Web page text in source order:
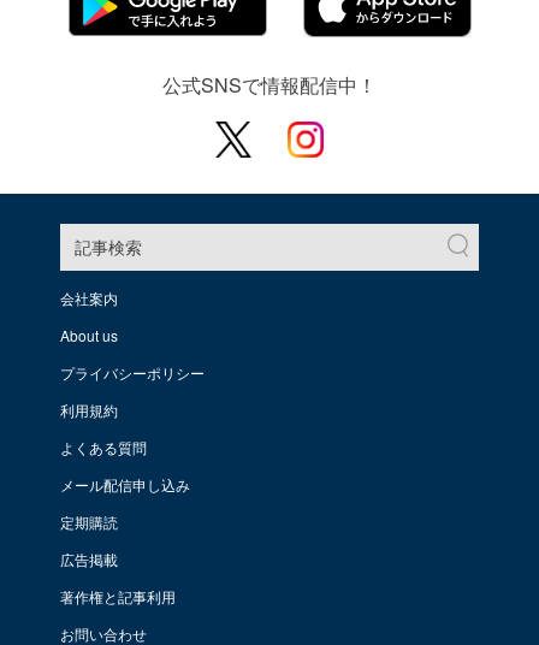
公式SNSで情報配信中！
記事検索
会社案内
About us
プライバシーポリシー
利用規約
よくある質問
メール配信申し込み
定期購読
広告掲載
著作権と記事利用
お問い合わせ